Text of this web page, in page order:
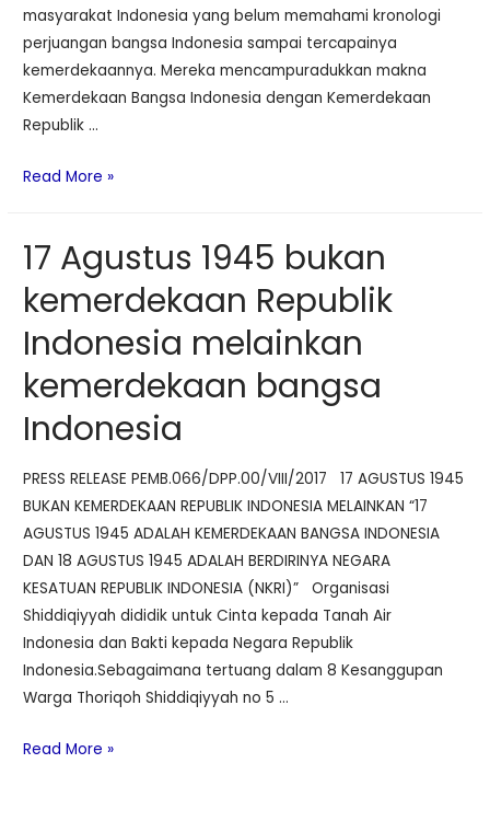
masyarakat Indonesia yang belum memahami kronologi
perjuangan bangsa Indonesia sampai tercapainya
kemerdekaannya. Mereka mencampuradukkan makna
Kemerdekaan Bangsa Indonesia dengan Kemerdekaan
Republik …
Pelurusan
agustus
1945
bukan
Republik
Indonesia
17
agustus
1945
adalah
kemerdekaan
bangsa
Indonesia
Read More »
17 Agustus 1945 bukan
kemerdekaan Republik
Indonesia melainkan
kemerdekaan bangsa
Indonesia
PRESS RELEASE PEMB.066/DPP.00/VIII/2017 17 AGUSTUS 1945
BUKAN KEMERDEKAAN REPUBLIK INDONESIA MELAINKAN “17
AGUSTUS 1945 ADALAH KEMERDEKAAN BANGSA INDONESIA
DAN 18 AGUSTUS 1945 ADALAH BERDIRINYA NEGARA
KESATUAN REPUBLIK INDONESIA (NKRI)” Organisasi
Shiddiqiyyah dididik untuk Cinta kepada Tanah Air
Indonesia dan Bakti kepada Negara Republik
Indonesia.Sebagaimana tertuang dalam 8 Kesanggupan
Warga Thoriqoh Shiddiqiyyah no 5 …
17
Read More »